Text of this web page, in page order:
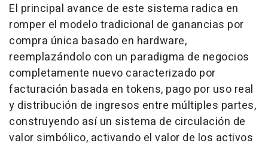
El principal avance de este sistema radica en
romper el modelo tradicional de ganancias por
compra única basado en hardware,
reemplazándolo con un paradigma de negocios
completamente nuevo caracterizado por
facturación basada en tokens, pago por uso real
y distribución de ingresos entre múltiples partes,
construyendo así un sistema de circulación de
valor simbólico, activando el valor de los activos